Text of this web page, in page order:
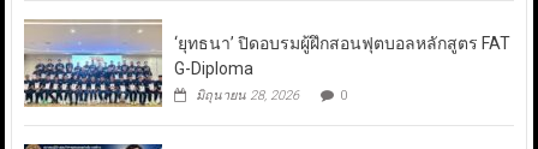
‘ยุทธนา’ ปิดอบรมผู้ฝึกสอนฟุตบอลหลักสูตร FAT
G-Diploma
มิถุนายน 28, 2026 0